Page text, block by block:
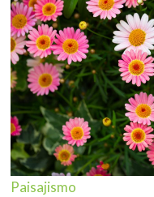
Paisajismo